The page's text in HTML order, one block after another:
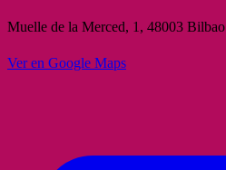
Muelle de la Merced, 1, 48003 Bilbao
Ver en Google Maps